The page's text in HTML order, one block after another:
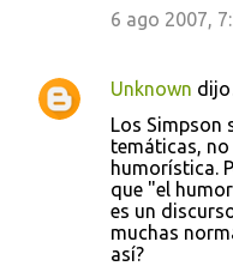
a
6 ago 2007,
Unknown
Los Simpson
temáticas,
humorística.
que "el
es un
muchas
así?